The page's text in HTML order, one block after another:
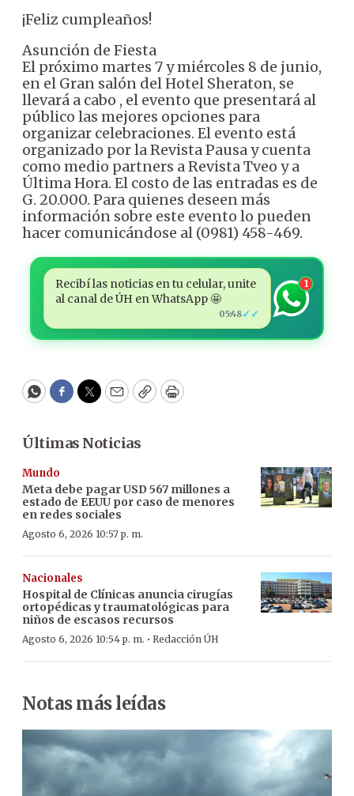
¡Feliz cumpleaños!
Asunción de Fiesta
El próximo martes 7 y miércoles 8 de junio,
en el Gran salón del Hotel Sheraton, se
llevará a cabo , el evento que presentará al
público las mejores opciones para
organizar celebraciones. El evento está
organizado por la Revista Pausa y cuenta
como medio partners a Revista Tveo y a
Última Hora. El costo de las entradas es de
G. 20.000. Para quienes deseen más
información sobre este evento lo pueden
hacer comunicándose al (0981) 458-469.
Recibí las noticias en tu celular, unite
al canal de ÚH en WhatsApp 🤩
05:48✓✓
1
WhatsApp
Facebook
Twitter
EmailCopyPrint
Últimas Noticias
Mundo
Meta debe pagar USD 567 millones a
estado de EEUU por caso de menores
en redes sociales
Agosto 6, 2026 10:57 p. m.
Nacionales
Hospital de Clínicas anuncia cirugías
ortopédicas y traumatológicas para
niños de escasos recursos
Agosto 6, 2026 10:54 p. m. · Redacción ÚH
Notas más leídas